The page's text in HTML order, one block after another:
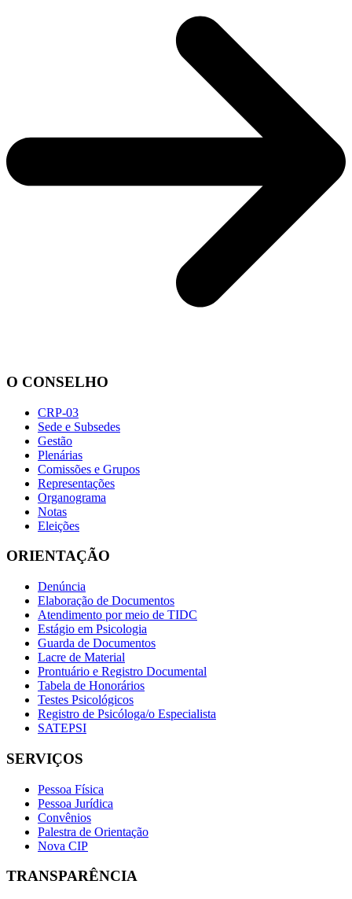
O CONSELHO
CRP-03
Sede e Subsedes
Gestão
Plenárias
Comissões e Grupos
Representações
Organograma
Notas
Eleições
ORIENTAÇÃO
Denúncia
Elaboração de Documentos
Atendimento por meio de TIDC
Estágio em Psicologia
Guarda de Documentos
Lacre de Material
Prontuário e Registro Documental
Tabela de Honorários
Testes Psicológicos
Registro de Psicóloga/o Especialista
SATEPSI
SERVIÇOS
Pessoa Física
Pessoa Jurídica
Convênios
Palestra de Orientação
Nova CIP
TRANSPARÊNCIA